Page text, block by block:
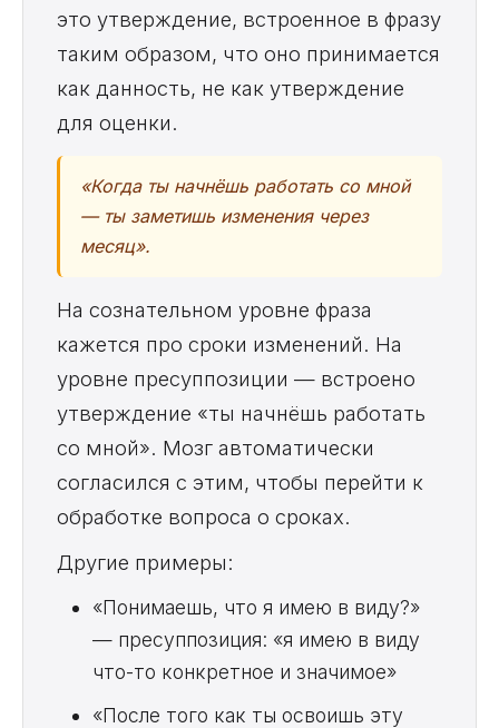
это утверждение, встроенное в фразу
таким образом, что оно принимается
как данность, не как утверждение
для оценки.
«Когда ты начнёшь работать со мной
— ты заметишь изменения через
месяц».
На сознательном уровне фраза
кажется про сроки изменений. На
уровне пресуппозиции — встроено
утверждение «ты начнёшь работать
со мной». Мозг автоматически
согласился с этим, чтобы перейти к
обработке вопроса о сроках.
Другие примеры:
«Понимаешь, что я имею в виду?»
— пресуппозиция: «я имею в виду
что-то конкретное и значимое»
«После того как ты освоишь эту